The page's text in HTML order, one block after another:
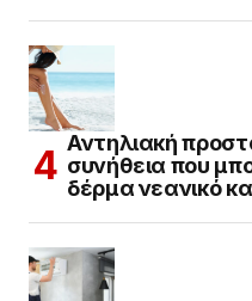
Αντηλιακή
συνήθεια που
δέρμα νεανικό